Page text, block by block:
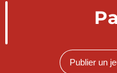
Publier un